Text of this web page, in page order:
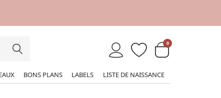
0
BONS PLANS LABELS LISTE DE NAISSANCE